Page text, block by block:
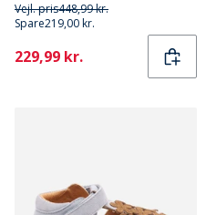
Vejl. pris448,99 kr.
Spare219,00 kr.
Current
229,99 kr.